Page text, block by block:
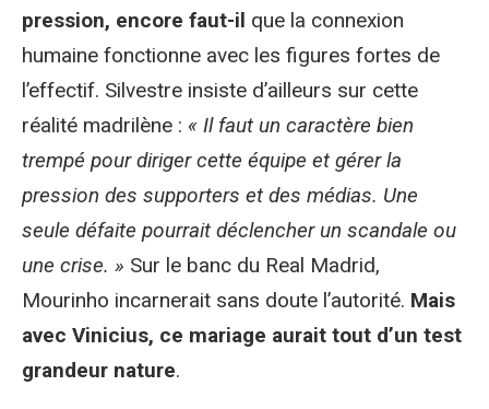
pression, encore faut-il que la connexion
humaine fonctionne avec les figures fortes de
l’effectif. Silvestre insiste d’ailleurs sur cette
réalité madrilène : « Il faut un caractère bien
trempé pour diriger cette équipe et gérer la
pression des supporters et des médias. Une
seule défaite pourrait déclencher un scandale ou
une crise. » Sur le banc du Real Madrid,
Mourinho incarnerait sans doute l’autorité. Mais
avec Vinicius, ce mariage aurait tout d’un test
grandeur nature.